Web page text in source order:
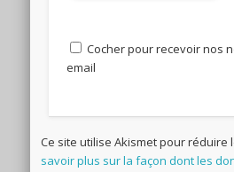
Cocher pour recevoir nos
email
Ce site utilise Akismet pour
savoir plus sur la façon dont les